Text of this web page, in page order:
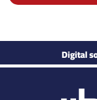
Digital